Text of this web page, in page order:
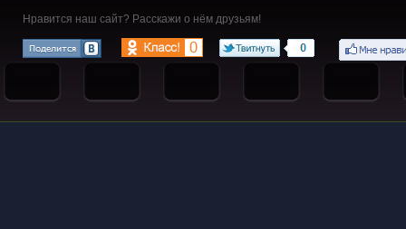
Нравится наш сайт? Расскажи о нём друзьям!